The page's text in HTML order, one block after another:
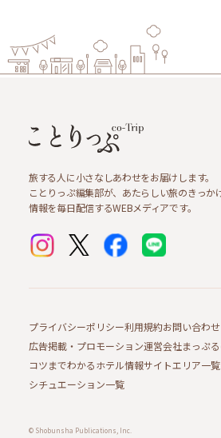
旅する人に小さなしあわせをお届けします。
ことりっぷ編集部が、あたらしい旅のきっか
情報を毎日配信するWEBメディアです。
プライバシーポリシー利用規約お問い合わせ
広告掲載・プロモーション運営会社まっぷ
コツまでわかるホテル情報サイトエリア一覧
シチュエーション一覧
© Shobunsha Publications, Inc.